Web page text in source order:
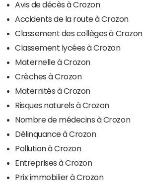
Avis de décès à Crozon
Accidents de la route à Crozon
Classement des collèges à Crozon
Classement lycées à Crozon
Maternelle à Crozon
Crèches à Crozon
Maternités à Crozon
Risques naturels à Crozon
Nombre de médecins à Crozon
Délinquance à Crozon
Pollution à Crozon
Entreprises à Crozon
Prix immobilier à Crozon